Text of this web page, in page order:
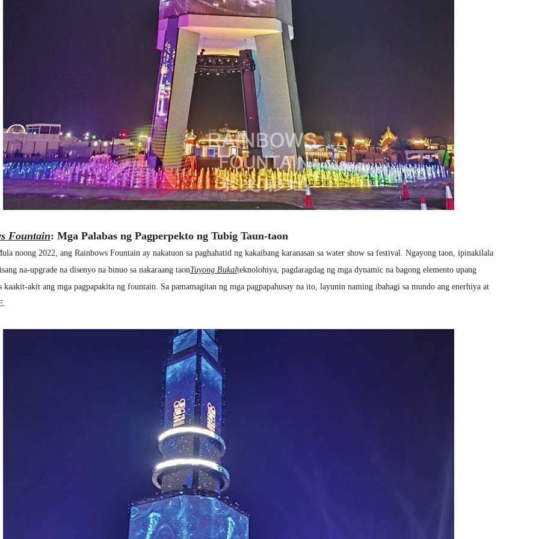
Fountain: Mga Palabas ng Pagperpekto ng Tubig Taun-taon
noong 2022, ang Rainbows Fountain ay nakatuon sa paghahatid ng kakaibang karanasan sa water show sa festival. Ngayong taon, ipinakilala
na-upgrade na disenyo na binuo sa nakaraang taonTuyong Bukalteknolohiya, pagdaragdag ng mga dynamic na bagong elemento upang
kaakit-akit ang mga pagpapakita ng fountain. Sa pamamagitan ng mga pagpapahusay na ito, layunin naming ibahagi sa mundo ang enerhiya at